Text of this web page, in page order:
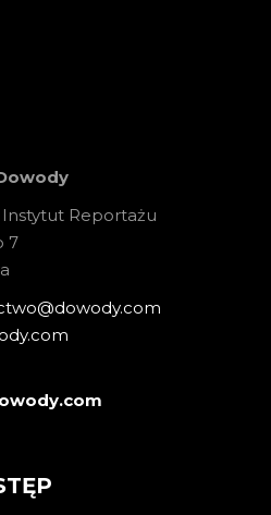
Reportażu
7